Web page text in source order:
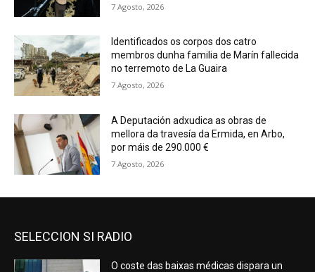
7 Agosto, 2026
Identificados os corpos dos catro
membros dunha familia de Marín fallecida
no terremoto de La Guaira
7 Agosto, 2026
A Deputación adxudica as obras de
mellora da travesía da Ermida, en Arbo,
por máis de 290.000 €
7 Agosto, 2026
SELECCION SI RADIO
O coste das baixas médicas dispara un